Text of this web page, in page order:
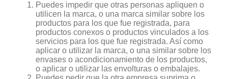
Puedes impedir que otras personas apliquen o
utilicen la marca, o una marca similar sobre los
productos para los que fue registrada, para
productos conexos o productos vinculados a los
servicios para los que fue registrada. Así como
aplicar o utilizar la marca, o una similar sobre los
envases o acondicionamiento de los productos,
o aplicar o utilizar las envolturas o embalajes.